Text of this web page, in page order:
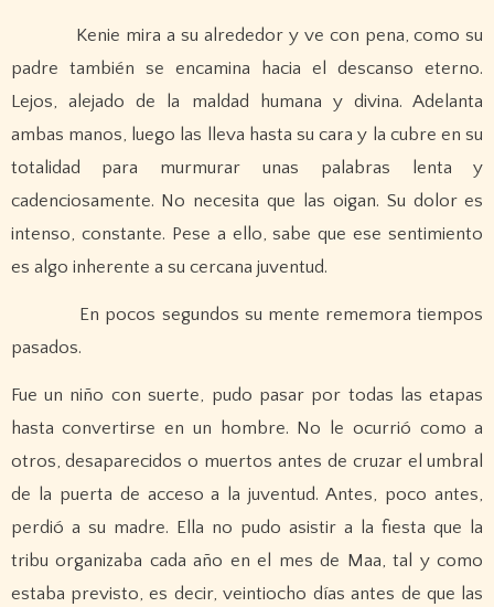
Kenie mira a su alrededor y ve con pena, como su
padre también se encamina hacia el descanso eterno.
Lejos, alejado de la maldad humana y divina. Adelanta
ambas manos, luego las lleva hasta su cara y la cubre en su
totalidad para murmurar unas palabras lenta y
cadenciosamente. No necesita que las oigan. Su dolor es
intenso, constante. Pese a ello, sabe que ese sentimiento
es algo inherente a su cercana juventud.
En pocos segundos su mente rememora tiempos
pasados.
Fue un niño con suerte, pudo pasar por todas las etapas
hasta convertirse en un hombre. No le ocurrió como a
otros, desaparecidos o muertos antes de cruzar el umbral
de la puerta de acceso a la juventud. Antes, poco antes,
perdió a su madre. Ella no pudo asistir a la fiesta que la
tribu organizaba cada año en el mes de Maa, tal y como
estaba previsto, es decir, veintiocho días antes de que las